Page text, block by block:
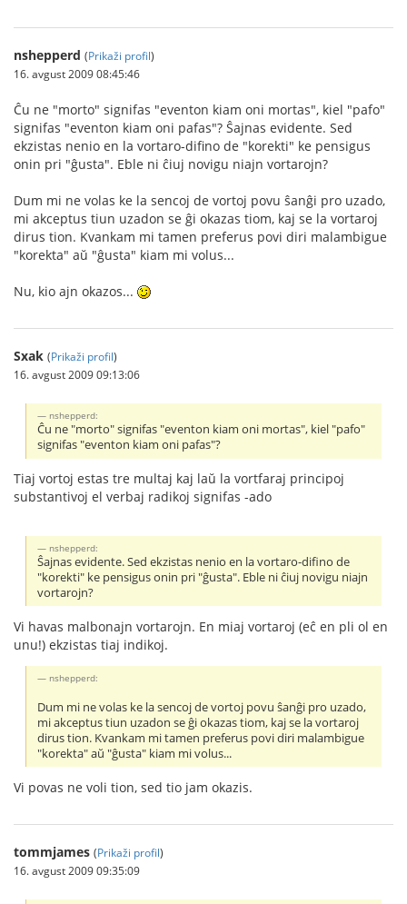
nshepperd (Prikaži profil)
16. avgust 2009 08:45:46
Ĉu ne "morto" signifas "eventon kiam oni mortas", kiel "pafo"
signifas "eventon kiam oni pafas"? Ŝajnas evidente. Sed
ekzistas nenio en la vortaro-difino de "korekti" ke pensigus
onin pri "ĝusta". Eble ni ĉiuj novigu niajn vortarojn?
Dum mi ne volas ke la sencoj de vortoj povu ŝanĝi pro uzado,
mi akceptus tiun uzadon se ĝi okazas tiom, kaj se la vortaroj
dirus tion. Kvankam mi tamen preferus povi diri malambigue
"korekta" aŭ "ĝusta" kiam mi volus...
Nu, kio ajn okazos...
Sxak (Prikaži profil)
16. avgust 2009 09:13:06
nshepperd:
Ĉu ne "morto" signifas "eventon kiam oni mortas", kiel "pafo"
signifas "eventon kiam oni pafas"?
Tiaj vortoj estas tre multaj kaj laŭ la vortfaraj principoj
substantivoj el verbaj radikoj signifas -ado
nshepperd:
Ŝajnas evidente. Sed ekzistas nenio en la vortaro-difino de
"korekti" ke pensigus onin pri "ĝusta". Eble ni ĉiuj novigu niajn
vortarojn?
Vi havas malbonajn vortarojn. En miaj vortaroj (eĉ en pli ol en
unu!) ekzistas tiaj indikoj.
nshepperd:
Dum mi ne volas ke la sencoj de vortoj povu ŝanĝi pro uzado,
mi akceptus tiun uzadon se ĝi okazas tiom, kaj se la vortaroj
dirus tion. Kvankam mi tamen preferus povi diri malambigue
"korekta" aŭ "ĝusta" kiam mi volus...
Vi povas ne voli tion, sed tio jam okazis.
tommjames (Prikaži profil)
16. avgust 2009 09:35:09